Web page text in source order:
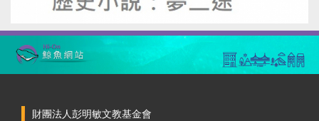
財團法人彭明敏文教基金會